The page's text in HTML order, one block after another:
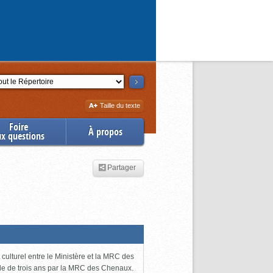
Augmenter
la
Taille du texte
Foire
questions À propos
Partager
entre le Ministère et la MRC des
de trois ans par la MRC des Chenaux.